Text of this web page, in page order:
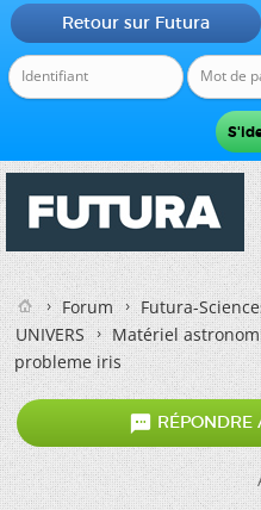
Retour sur Futura
Forum
Futura-
UNIVERS
Matériel
probleme iris
 RÉPONDRE